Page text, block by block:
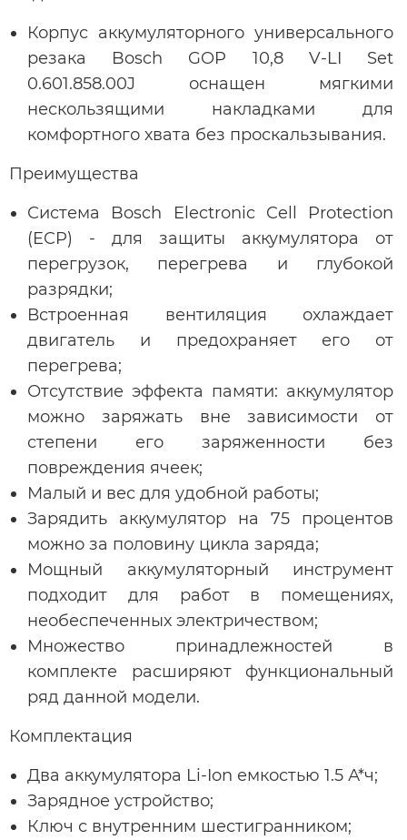
Корпус аккумуляторного универсального
резака Bosch GOP 10,8 V-LI Set
0.601.858.00J оснащен мягкими
нескользящими накладками для
комфортного хвата без проскальзывания.
Преимущества
Система Bosch Electronic Cell Protection
(ECP) - для защиты аккумулятора от
перегрузок, перегрева и глубокой
разрядки;
Встроенная вентиляция охлаждает
двигатель и предохраняет его от
перегрева;
Отсутствие эффекта памяти: аккумулятор
можно заряжать вне зависимости от
степени его заряженности без
повреждения ячеек;
Малый и вес для удобной работы;
Зарядить аккумулятор на 75 процентов
можно за половину цикла заряда;
Мощный аккумуляторный инструмент
подходит для работ в помещениях,
необеспеченных электричеством;
Множество принадлежностей в
комплекте расширяют функциональный
ряд данной модели.
Комплектация
Два аккумулятора Li-Ion емкостью 1.5 А*ч;
Зарядное устройство;
Ключ с внутренним шестигранником;